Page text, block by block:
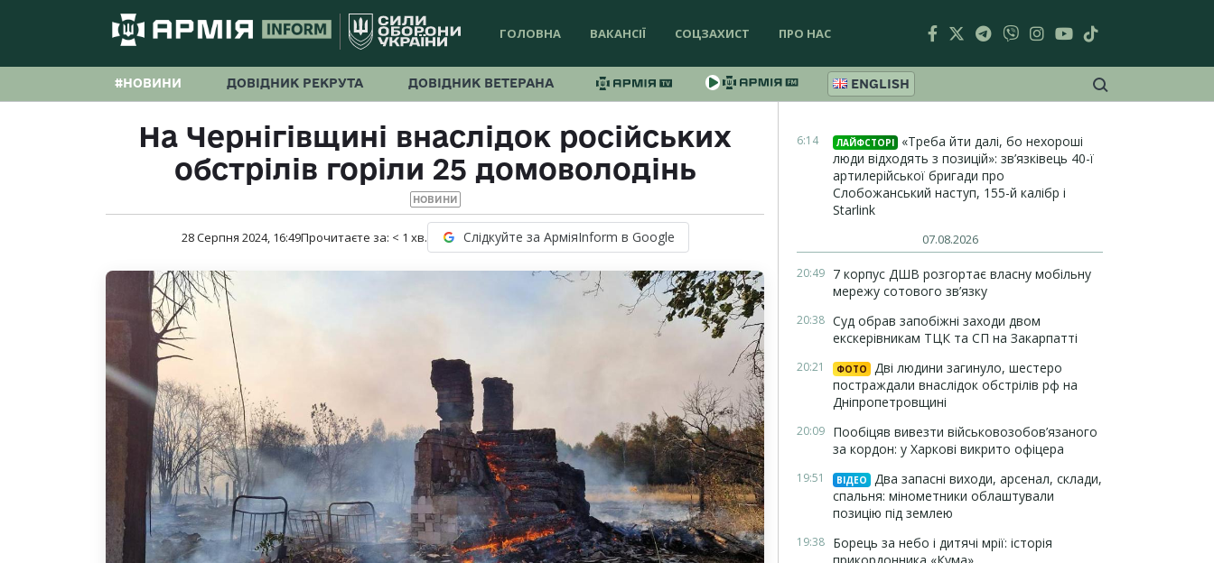
ГОЛОВНА ВАКАНСІЇ СОЦЗАХИСТ ПРО НАС
#НОВИНИ ДОВІДНИК РЕКРУТА ДОВІДНИК ВЕТЕРАНА ENGLISH
На Чернігівщині внаслідок російських
обстрілів горіли 25 домоволодінь
НОВИНИ
28 Серпня 2024, 16:49Прочитаєте за: < 1 хв. Слідкуйте за АрміяInform в Google
6:14 ЛАЙФСТОРІ
«Треба йти далі, бо нехороші
люди відходять з позицій»: зв’язківець 40-ї
артилерійської бригади про
Слобожанський наступ, 155-й калібр і
Starlink
07.08.2026
20:49 7 корпус ДШВ розгортає власну мобільну
мережу сотового зв’язку
20:38 Суд обрав запобіжні заходи двом
екскерівникам ТЦК та СП на Закарпатті
20:21 ФОТО
Дві людини загинуло, шестеро
постраждали внаслідок обстрілів рф на
Дніпропетровщині
20:09 Пообіцяв вивезти військовозобов’язаного
за кордон: у Харкові викрито офіцера
19:51 ВІДЕО
Два запасні виходи, арсенал, склади,
спальня: мінометники облаштували
позицію під землею
19:38 Борець за небо і дитячі мрії: історія